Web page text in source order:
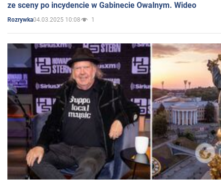
ze sceny po incydencie w Gabinecie Owalnym. Wideo
Rozrywka04.03.2025 10:08 1